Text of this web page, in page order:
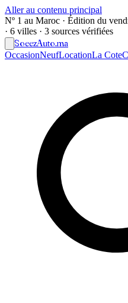
Aller au contenu principal
Nº 1 au Maroc · Édition du
· 6 villes · 3 sources vérifiées
SoeezAuto.ma
OccasionNeufLocationLa Cote